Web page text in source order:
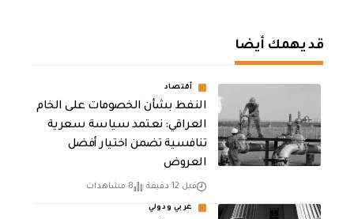
قد يهمك أيضا
أقتصاد
النفط بشأن الخصومات على الخام
العراقي: نعتمد سياسة سعرية
تنافسية تضمن اختيار أفضل
العروض
قبل 12 دقيقة 8 مشاهدات
عربي ودولي